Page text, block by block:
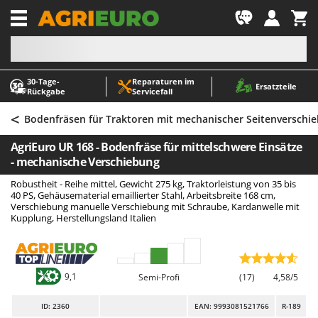
30‑Tage-
Rückgabe
Reparaturen im
Servicefall
Ersatzteile
-1
A
Abbeermaschinen - Traubenmühlen
Abfüllgeräte
Akku Gartenscheren
Akku Gras- und Strauchscheren
Akku-Stichsägen
Allzwecktransporter - Motorschubkarren
Alu-Teleskopleitern
Anbaubagger Heckbagger für Traktoren
Arbeitsschutzkleidung
Aschesauger
Astkettensägen - Hochentaster
A
ABAC
AgriEuro Premium
AgriEuro TOP-LINE
AGT
Aima
Airmec
AL-KO
ALA 2000
Alce
Alpina
Ama
< Bodenfräsen für Traktoren mit mechanischer
AgriEuro UR 168 - Bodenfräse für mittelschwere Einsätze
- mechanische Verschiebung
Robustheit - Reihe mittel, Gewicht 275 kg, Traktorleistung von 35 bis
40 PS, Gehäusematerial emaillierter Stahl, Arbeitsbreite 168 cm,
Verschiebung manuelle Verschiebung mit Schraube, Kardanwelle mit
Kupplung, Herstellungsland Italien
9,1 Semi-Profi (17) 4,58/5
ID: 2360 EAN: 9993081521766 R-189